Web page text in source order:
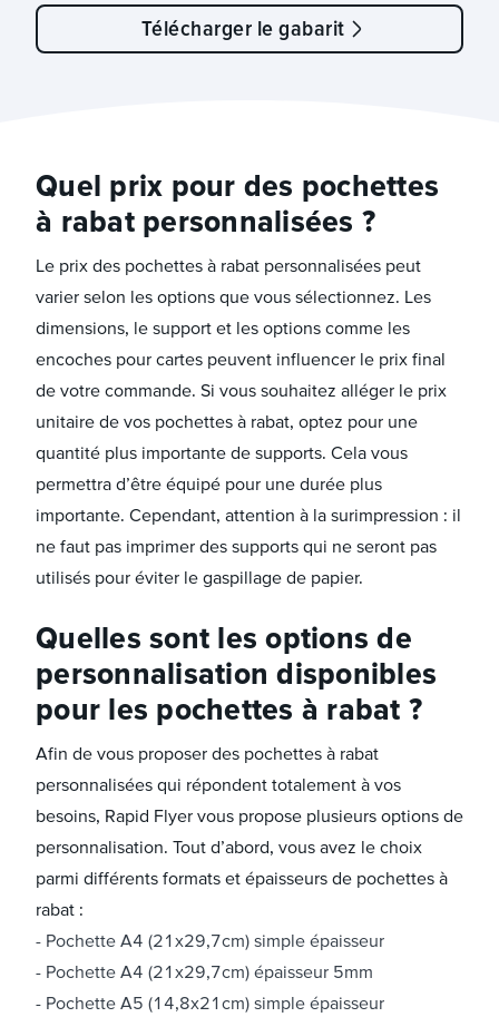
Télécharger le gabarit
Quel prix pour des pochettes
à rabat personnalisées ?
Le prix des pochettes à rabat personnalisées peut
varier selon les options que vous sélectionnez. Les
dimensions, le support et les options comme les
encoches pour cartes peuvent influencer le prix final
de votre commande. Si vous souhaitez alléger le prix
unitaire de vos pochettes à rabat, optez pour une
quantité plus importante de supports. Cela vous
permettra d’être équipé pour une durée plus
importante. Cependant, attention à la surimpression : il
ne faut pas imprimer des supports qui ne seront pas
utilisés pour éviter le gaspillage de papier.
Quelles sont les options de
personnalisation disponibles
pour les pochettes à rabat ?
Afin de vous proposer des pochettes à rabat
personnalisées qui répondent totalement à vos
besoins, Rapid Flyer vous propose plusieurs options de
personnalisation. Tout d’abord, vous avez le choix
parmi différents formats et épaisseurs de pochettes à
rabat :
Pochette A4 (21x29,7cm) simple épaisseur
Pochette A4 (21x29,7cm) épaisseur 5mm
Pochette A5 (14,8x21cm) simple épaisseur